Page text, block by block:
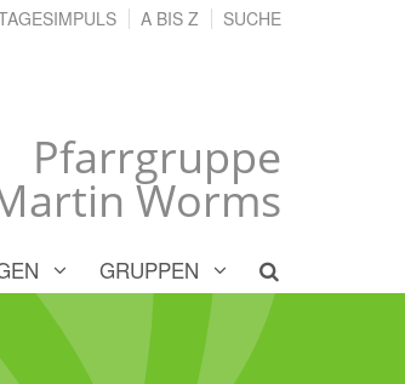
Pfarrgruppe
Worms
A BIS Z SUCHE
GRUPPEN